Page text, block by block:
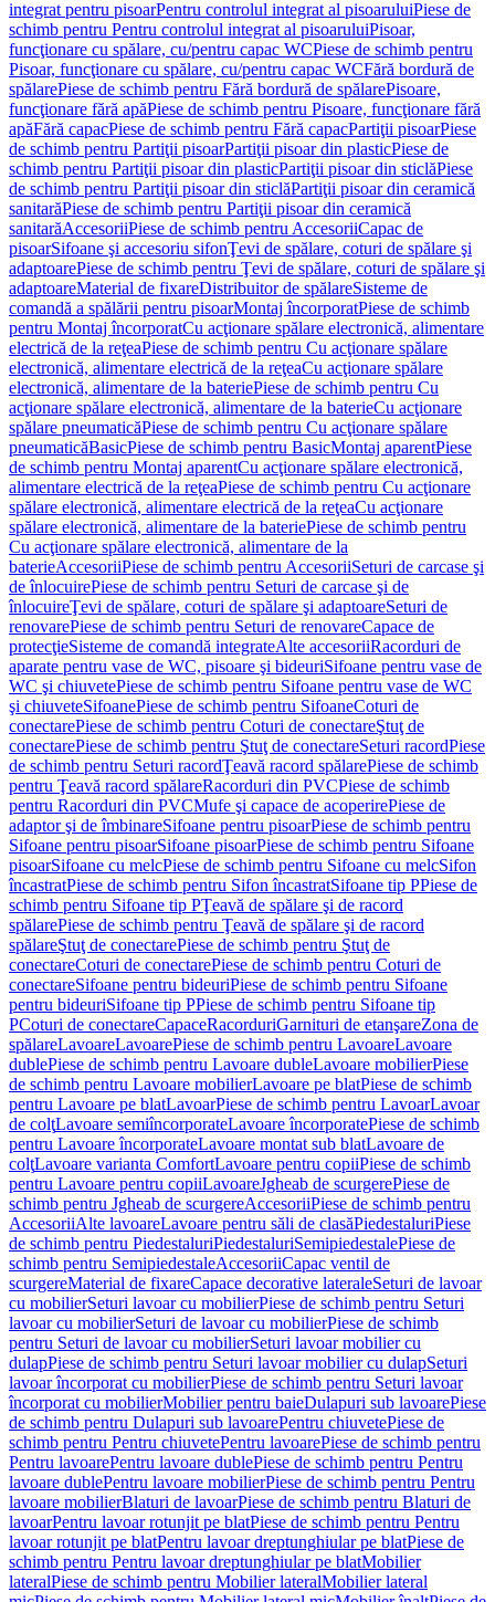
integrat pentru pisoarPentru controlul integrat al pisoaruluiPiese de
schimb pentru Pentru controlul integrat al pisoaruluiPisoar,
funcţionare cu spălare, cu/pentru capac WCPiese de schimb pentru
Pisoar, funcţionare cu spălare, cu/pentru capac WCFără bordură de
spălarePiese de schimb pentru Fără bordură de spălarePisoare,
funcţionare fără apăPiese de schimb pentru Pisoare, funcţionare fără
apăFără capacPiese de schimb pentru Fără capacPartiţii pisoarPiese
de schimb pentru Partiţii pisoarPartiţii pisoar din plasticPiese de
schimb pentru Partiţii pisoar din plasticPartiţii pisoar din sticlăPiese
de schimb pentru Partiţii pisoar din sticlăPartiţii pisoar din ceramică
sanitarăPiese de schimb pentru Partiţii pisoar din ceramică
sanitarăAccesoriiPiese de schimb pentru AccesoriiCapac de
pisoarSifoane şi accesoriu sifonŢevi de spălare, coturi de spălare şi
adaptoarePiese de schimb pentru Ţevi de spălare, coturi de spălare şi
adaptoareMaterial de fixareDistribuitor de spălareSisteme de
comandă a spălării pentru pisoarMontaj încorporatPiese de schimb
pentru Montaj încorporatCu acţionare spălare electronică, alimentare
electrică de la reţeaPiese de schimb pentru Cu acţionare spălare
electronică, alimentare electrică de la reţeaCu acţionare spălare
electronică, alimentare de la bateriePiese de schimb pentru Cu
acţionare spălare electronică, alimentare de la baterieCu acţionare
spălare pneumaticăPiese de schimb pentru Cu acţionare spălare
pneumaticăBasicPiese de schimb pentru BasicMontaj aparentPiese
de schimb pentru Montaj aparentCu acţionare spălare electronică,
alimentare electrică de la reţeaPiese de schimb pentru Cu acţionare
spălare electronică, alimentare electrică de la reţeaCu acţionare
spălare electronică, alimentare de la bateriePiese de schimb pentru
Cu acţionare spălare electronică, alimentare de la
baterieAccesoriiPiese de schimb pentru AccesoriiSeturi de carcase şi
de înlocuirePiese de schimb pentru Seturi de carcase şi de
înlocuireŢevi de spălare, coturi de spălare şi adaptoareSeturi de
renovarePiese de schimb pentru Seturi de renovareCapace de
protecţieSisteme de comandă integrateAlte accesoriiRacorduri de
aparate pentru vase de WC, pisoare şi bideuriSifoane pentru vase de
WC şi chiuvetePiese de schimb pentru Sifoane pentru vase de WC
şi chiuveteSifoanePiese de schimb pentru SifoaneCoturi de
conectarePiese de schimb pentru Coturi de conectareŞtuţ de
conectarePiese de schimb pentru Ştuţ de conectareSeturi racordPiese
de schimb pentru Seturi racordŢeavă racord spălarePiese de schimb
pentru Ţeavă racord spălareRacorduri din PVCPiese de schimb
pentru Racorduri din PVCMufe şi capace de acoperirePiese de
adaptor şi de îmbinareSifoane pentru pisoarPiese de schimb pentru
Sifoane pentru pisoarSifoane pisoarPiese de schimb pentru Sifoane
pisoarSifoane cu melcPiese de schimb pentru Sifoane cu melcSifon
încastratPiese de schimb pentru Sifon încastratSifoane tip PPiese de
schimb pentru Sifoane tip PŢeavă de spălare şi de racord
spălarePiese de schimb pentru Ţeavă de spălare şi de racord
spălareŞtuţ de conectarePiese de schimb pentru Ştuţ de
conectareCoturi de conectarePiese de schimb pentru Coturi de
conectareSifoane pentru bideuriPiese de schimb pentru Sifoane
pentru bideuriSifoane tip PPiese de schimb pentru Sifoane tip
PCoturi de conectareCapaceRacorduriGarnituri de etanşareZona de
spălareLavoareLavoarePiese de schimb pentru LavoareLavoare
dublePiese de schimb pentru Lavoare dubleLavoare mobilierPiese
de schimb pentru Lavoare mobilierLavoare pe blatPiese de schimb
pentru Lavoare pe blatLavoarPiese de schimb pentru LavoarLavoar
de colţLavoare semiîncorporateLavoare încorporatePiese de schimb
pentru Lavoare încorporateLavoare montat sub blatLavoare de
colţLavoare varianta ComfortLavoare pentru copiiPiese de schimb
pentru Lavoare pentru copiiLavoareJgheab de scurgerePiese de
schimb pentru Jgheab de scurgereAccesoriiPiese de schimb pentru
AccesoriiAlte lavoareLavoare pentru săli de clasăPiedestaluriPiese
de schimb pentru PiedestaluriPiedestaluriSemipiedestalePiese de
schimb pentru SemipiedestaleAccesoriiCapac ventil de
scurgereMaterial de fixareCapace decorative lateraleSeturi de lavoar
cu mobilierSeturi lavoar cu mobilierPiese de schimb pentru Seturi
lavoar cu mobilierSeturi de lavoar cu mobilierPiese de schimb
pentru Seturi de lavoar cu mobilierSeturi lavoar mobilier cu
dulapPiese de schimb pentru Seturi lavoar mobilier cu dulapSeturi
lavoar încorporat cu mobilierPiese de schimb pentru Seturi lavoar
încorporat cu mobilierMobilier pentru baieDulapuri sub lavoarePiese
de schimb pentru Dulapuri sub lavoarePentru chiuvetePiese de
schimb pentru Pentru chiuvetePentru lavoarePiese de schimb pentru
Pentru lavoarePentru lavoare dublePiese de schimb pentru Pentru
lavoare dublePentru lavoare mobilierPiese de schimb pentru Pentru
lavoare mobilierBlaturi de lavoarPiese de schimb pentru Blaturi de
lavoarPentru lavoar rotunjit pe blatPiese de schimb pentru Pentru
lavoar rotunjit pe blatPentru lavoar dreptunghiular pe blatPiese de
schimb pentru Pentru lavoar dreptunghiular pe blatMobilier
lateralPiese de schimb pentru Mobilier lateralMobilier lateral